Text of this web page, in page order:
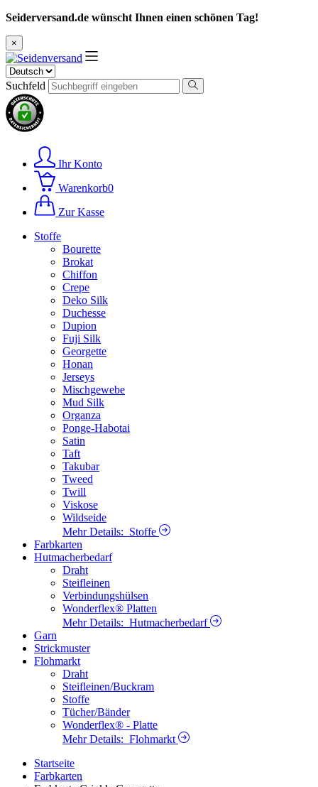
Seiderversand.de wünscht Ihnen einen schönen Tag!
×
Suchfeld
Ihr Konto
Warenkorb0
Zur Kasse
Stoffe
Bourette
Brokat
Chiffon
Crepe
Deko Silk
Duchesse
Dupion
Fuji Silk
Georgette
Honan
Jerseys
Mischgewebe
Mud Silk
Organza
Ponge-Habotai
Satin
Taft
Takubar
Tweed
Twill
Viskose
Wildseide
Mehr Details: Stoffe
Farbkarten
Hutmacherbedarf
Draht
Steifleinen
Verbindungshülsen
Wonderflex® Platten
Mehr Details: Hutmacherbedarf
Garn
Strickmuster
Flohmarkt
Draht
Steifleinen/Buckram
Stoffe
Tücher/Bänder
Wonderflex® - Platte
Mehr Details: Flohmarkt
Startseite
Farbkarten